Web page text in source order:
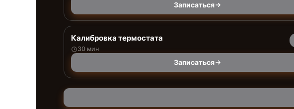
Записаться
Калибровка термостата
30 мин
Записаться